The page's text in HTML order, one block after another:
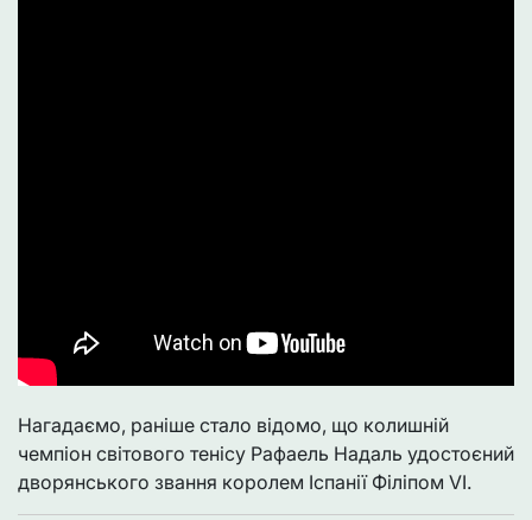
Нагадаємо, раніше стало відомо, що колишній
чемпіон світового тенісу Рафаель Надаль удостоєний
дворянського звання королем Іспанії Філіпом VI.